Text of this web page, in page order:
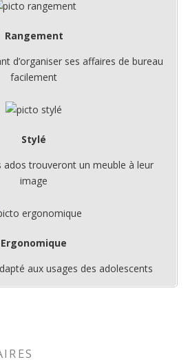
Rangement
d’organiser ses affaires de bureau
facilement
Stylé
ados trouveront un meuble à leur
image
Ergonomique
aux usages des adolescents